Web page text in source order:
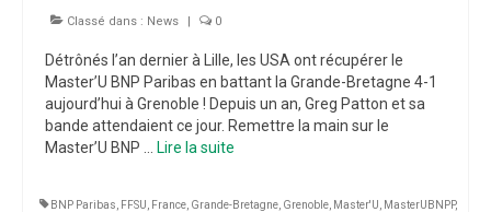
Classé dans : News | 0
Détrônés l’an dernier à Lille, les USA ont récupérer le
Master’U BNP Paribas en battant la Grande-Bretagne 4-1
aujourd’hui à Grenoble ! Depuis un an, Greg Patton et sa
bande attendaient ce jour. Remettre la main sur le
Master’U BNP …
Lire la suite­­
BNP Paribas FFSU France Grande-Bretagne Grenoble Master'U MasterUBNPP,